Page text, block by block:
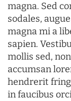
magna. Sed
sodales,
magna mi a
sapien.
mollis sed,
accumsan
hendrerit
in faucibus